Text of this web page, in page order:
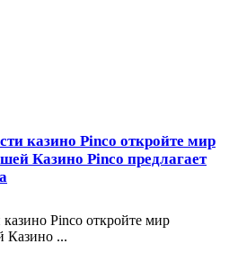
казино Pinco откройте мир
Казино Pinco предлагает
Pinco откройте мир
Казино ...